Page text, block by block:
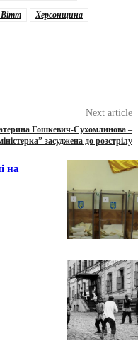
Вітт
Херсонщина
Next article
Гошкевич-Сухомлинова –
засуджена до розстрілу
на